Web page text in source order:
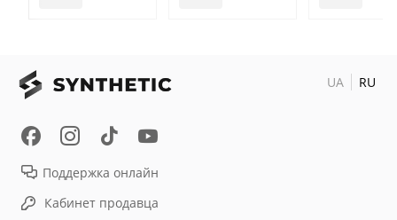
Поддержка онлайн
Кабинет продавца
UA RU